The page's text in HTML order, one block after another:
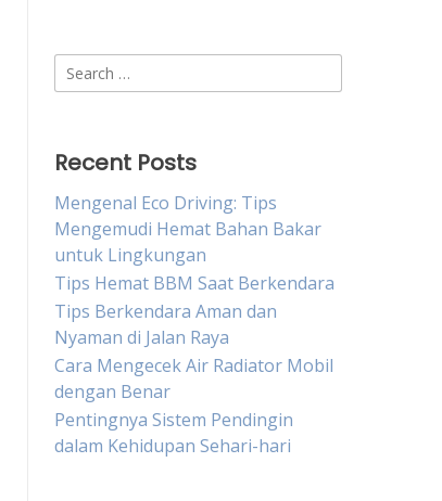
Search
for:
Recent Posts
Mengenal Eco Driving: Tips
Mengemudi Hemat Bahan Bakar
untuk Lingkungan
Tips Hemat BBM Saat Berkendara
Tips Berkendara Aman dan
Nyaman di Jalan Raya
Cara Mengecek Air Radiator Mobil
dengan Benar
Pentingnya Sistem Pendingin
dalam Kehidupan Sehari-hari